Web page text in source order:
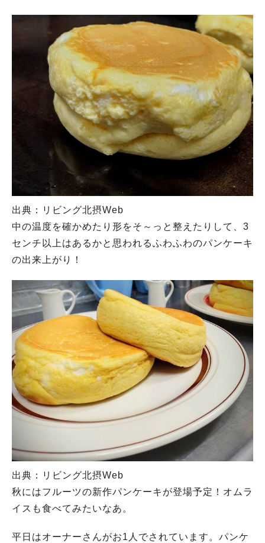
出典：リビング北摂Web
中の温度を確かめたり形をそ～っと整えたりして、3
センチ以上はあるかと思われるふわふわのパンケーキ
の出来上がり！
出典：リビング北摂Web
秋にはフルーツの新作パンケーキが登場予定！オムラ
イスも食べてみたいなあ。
平日はオーナーさんがお1人でされています。パンケ